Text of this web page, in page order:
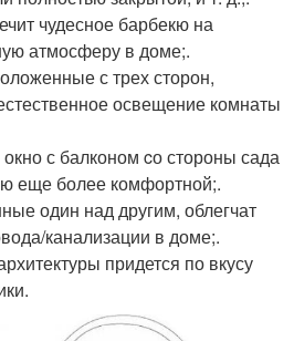
чудесное барбекю на
атмосферу в доме;.
с трех сторон,
освещение комнаты
с балконом cо стороны сада
еще более комфортной;.
один над другим, облегчат
канализации в доме;.
придется по вкусу